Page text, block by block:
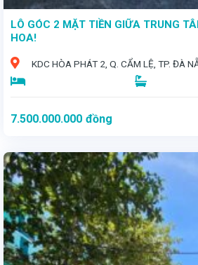
LÔ GÓC 2 MẶT TIỀN GIỮA TRUNG
HOA!
KDC HÒA PHÁT 2, Q. CẨM LỆ, TP. ĐÀ
7.500.000.000 đồng